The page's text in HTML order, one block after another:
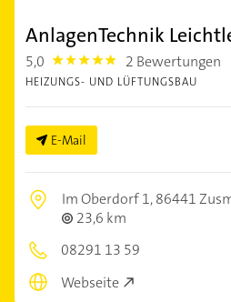
AnlagenTechnik
5,0 5.0 2 Bewertungen
HEIZUNGS- UND LÜFTUNGSBAU
E-Mail
Im Oberdorf 1,86441
23,6 km
08291 13 59
Webseite